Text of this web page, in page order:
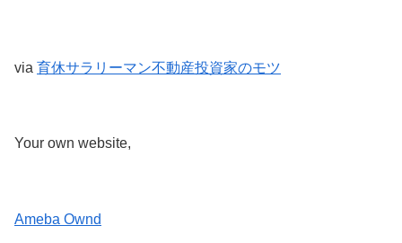
via 育休サラリーマン不動産投資家のモツ
Your own website,
Ameba Ownd